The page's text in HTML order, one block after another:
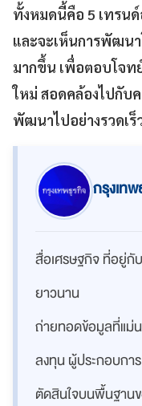
ทั้งหมดนี้คือ 5 เทรน
และจะเห็นการพัฒนา
มากขึ้น เพื่อตอบโจท
ใหม่ สอดคล้องไปกับ
พัฒนาไปอย่างรวดเร็
กรุงเท
สื่อเศรษฐกิจ ที่อยู่กั
ยาวนาน
ถ่ายทอดข้อมูลที่แม่
ลงทุน ผู้ประกอบการ
ตัดสินใจบนพื้นฐานข